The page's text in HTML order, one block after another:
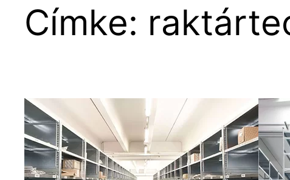
Címke: